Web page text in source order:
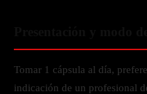
Tomar 1 cápsula al día,
indicación de un profesional